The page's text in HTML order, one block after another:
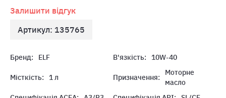
Залишити відгук
Артикул: 135765
Бренд: ELF В'язкість: 10W-40
Місткість: 1 л Призначення:
Моторне
масло